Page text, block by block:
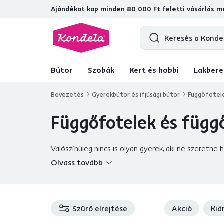
Ajándékot kap minden 80 000 Ft feletti vásárlás
4,7 31 211ellenőrzött
Bútor Szobák Kert és hobbi
Bevezetés Gyerekbútor és ifjúsági bútor
Függőfotelek és
Valószínűleg nincs is olyan gyerek, aki ne
Emlékeztesse őket erre az időszakra, és rendezze
bútorokból, íróasztalból és székből áll. Népszerű
Olvass tovább
Szűrő elrejtése Akció